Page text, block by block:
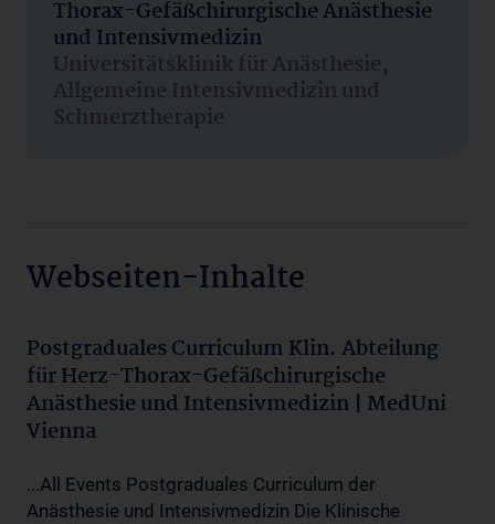
Thorax-Gefäßchirurgische Anästhesie
und Intensivmedizin
Universitätsklinik für Anästhesie,
Allgemeine Intensivmedizin und
Schmerztherapie
Webseiten-Inhalte
Postgraduales Curriculum Klin. Abteilung
für Herz-Thorax-Gefäßchirurgische
Anästhesie und Intensivmedizin | MedUni
Vienna
...All Events Postgraduales Curriculum der
Anästhesie und Intensivmedizin Die Klinische